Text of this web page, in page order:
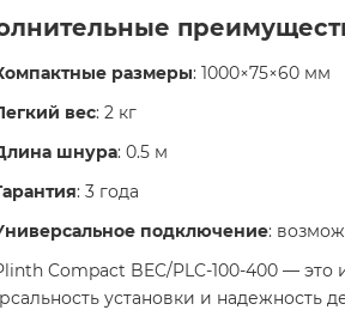
размеры: 1000×75×60 мм
вес: 2 кг
шнура: 0.5 м
: 3 года
подключение:
Compact BEC/PLC-100-400 —
установки и